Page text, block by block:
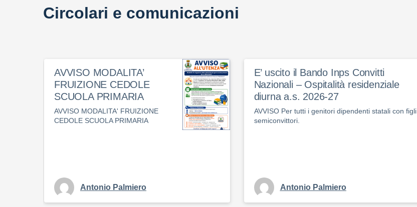
Circolari e comunicazioni
AVVISO MODALITA’
FRUIZIONE CEDOLE
SCUOLA PRIMARIA
AVVISO MODALITA' FRUIZIONE
CEDOLE SCUOLA PRIMARIA
Antonio Palmiero
E’ uscito il Bando Inps Convitti
Nazionali – Ospitalità residenziale
diurna a.s. 2026-27
AVVISO Per tutti i genitori dipendenti statali con figli
semiconvittori.
Antonio Palmiero